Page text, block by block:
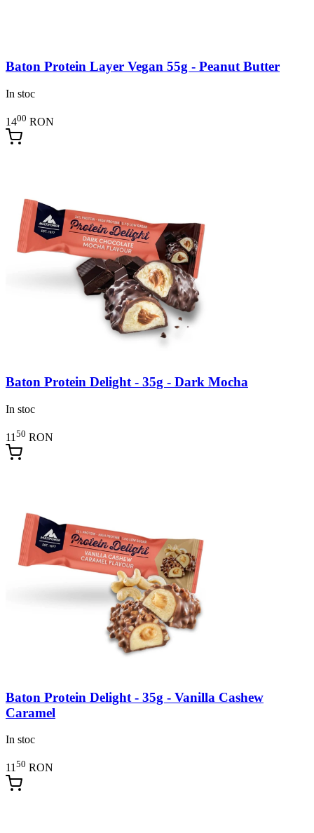
Baton Protein Layer Vegan 55g - Peanut Butter
In stoc
1400 RON
Baton Protein Delight - 35g - Dark Mocha
In stoc
11 50 RON
Baton Protein Delight - 35g - Vanilla Cashew
Caramel
In stoc
1150 RON